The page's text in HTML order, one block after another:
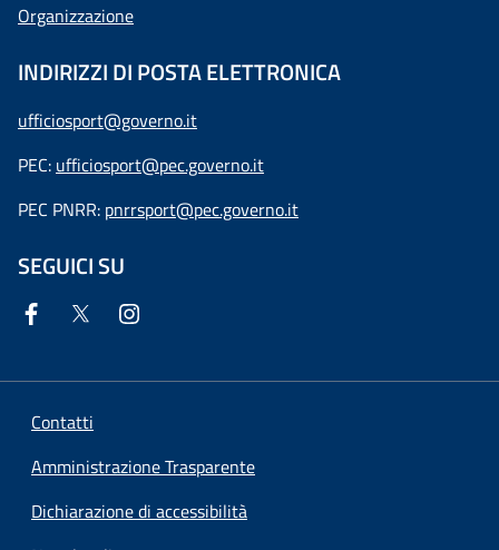
Organizzazione
INDIRIZZI DI POSTA ELETTRONICA
ufficiosport@governo.it
PEC: ufficiosport@pec.governo.it
PEC PNRR: pnrrsport@pec.governo.it
SEGUICI SU
Contatti
Amministrazione Trasparente
Dichiarazione di accessibilità